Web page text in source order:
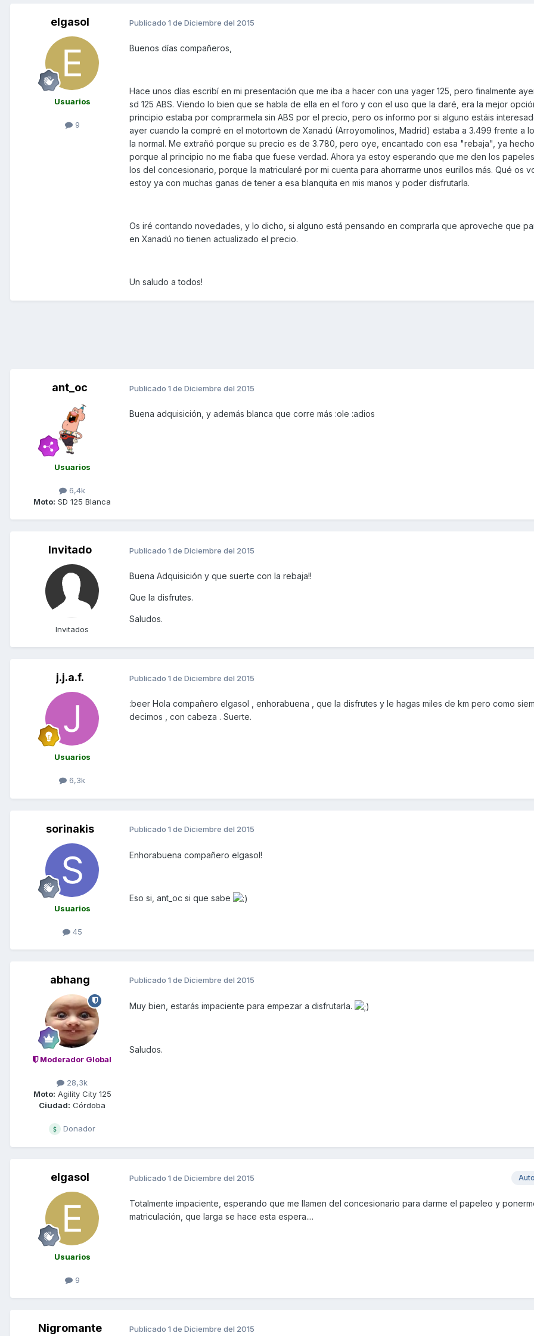
elgasol
Usuarios
9
Publicado 1 de Diciembre del 2015
Buenos días compañeros,
Hace unos días escribí en mi presentación que me iba a hacer con una yager 125, pero finalmente
sd 125 ABS. Viendo lo bien que se habla de ella en el foro y con el uso que la daré, era la mejor
principio estaba por comprarmela sin ABS por el precio, pero os informo por si alguno estáis
ayer cuando la compré en el motortown de Xanadú (Arroyomolinos, Madrid) estaba a 3.499 frente a
la normal. Me extrañó porque su precio es de 3.780, pero oye, encantado con esa "rebaja", ya
porque al principio no me fiaba que fuese verdad. Ahora ya estoy esperando que me den los
los del concesionario, porque la matricularé por mi cuenta para ahorrarme unos eurillos más. Qué os
estoy ya con muchas ganas de tener a esa blanquita en mis manos y poder disfrutarla.
Os iré contando novedades, y lo dicho, si alguno está pensando en comprarla que aproveche que
en Xanadú no tienen actualizado el precio.
Un saludo a todos!
ant_oc
Usuarios
6,4k
Moto: SD 125 Blanca
Publicado 1 de Diciembre del 2015
Buena adquisición, y además blanca que corre más :ole :adios
Invitado
Invitados
Publicado 1 de Diciembre del 2015
Buena Adquisición y que suerte con la rebaja!!
Que la disfrutes.
Saludos.
j.j.a.f.
Usuarios
6,3k
Publicado 1 de Diciembre del 2015
:beer Hola compañero elgasol , enhorabuena , que la disfrutes y le hagas miles de km pero como
decimos , con cabeza . Suerte.
sorinakis
Usuarios
45
Publicado 1 de Diciembre del 2015
Enhorabuena compañero elgasol!
Eso si, ant_oc si que sabe
abhang
Moderador Global
28,3k
Moto: Agility City 125
Ciudad: Córdoba
Donador
Publicado 1 de Diciembre del 2015
Muy bien, estarás impaciente para empezar a disfrutarla.
Saludos.
elgasol
Usuarios
9
Publicado 1 de Diciembre del 2015
Totalmente impaciente, esperando que me llamen del concesionario para darme el papeleo y
matriculación, que larga se hace esta espera....
Nigromante Publicado 1 de Diciembre del 2015